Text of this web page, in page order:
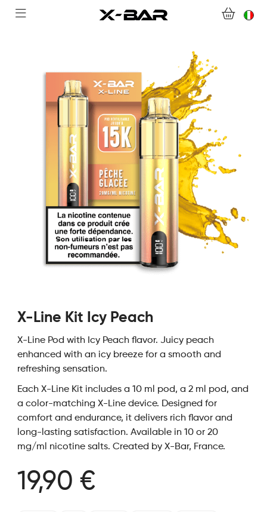
ABONNEMENTS
COLLECTIONS
CONTATTACI
DOMANDE FREQUENTI
DIVENTA UN GROSSISTA X-BAR
IL MIO ACCOUNT
X-Line Kit Icy Peach
X-Line Pod with Icy Peach flavor. Juicy peach
enhanced with an icy breeze for a smooth and
refreshing sensation.
Each X-Line Kit includes a 10 ml pod, a 2 ml pod, and
a color-matching X-Line device. Designed for
comfort and endurance, it delivers rich flavor and
long-lasting satisfaction. Available in 10 or 20
mg/ml nicotine salts. Created by X-Bar, France.
19,90 €